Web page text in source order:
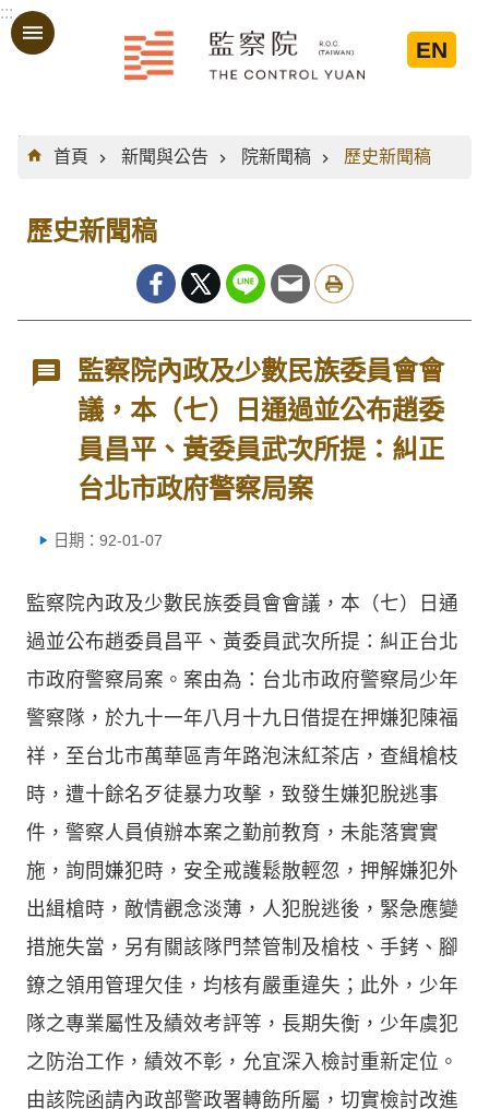
跳到主要內容區塊
:::
EN
:::
首頁
新聞與公告 院新聞稿 歷史新聞稿
歷史新聞稿
監察院內政及少數民族委員會會
議，本（七）日通過並公布趙委
員昌平、黃委員武次所提：糾正
台北市政府警察局案
日期：92-01-07
監察院內政及少數民族委員會會議，本（七）日通
過並公布趙委員昌平、黃委員武次所提：糾正台北
市政府警察局案。案由為：台北市政府警察局少年
警察隊，於九十一年八月十九日借提在押嫌犯陳福
祥，至台北市萬華區青年路泡沫紅茶店，查緝槍枝
時，遭十餘名歹徒暴力攻擊，致發生嫌犯脫逃事
件，警察人員偵辦本案之勤前教育，未能落實實
施，詢問嫌犯時，安全戒護鬆散輕忽，押解嫌犯外
出緝槍時，敵情觀念淡薄，人犯脫逃後，緊急應變
措施失當，另有關該隊門禁管制及槍枝、手銬、腳
鐐之領用管理欠佳，均核有嚴重違失；此外，少年
隊之專業屬性及績效考評等，長期失衡，少年虞犯
之防治工作，績效不彰，允宜深入檢討重新定位。
由該院函請內政部警政署轉飭所屬，切實檢討改進